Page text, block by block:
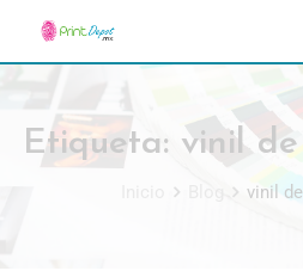
Etiqueta: vinil
vinil